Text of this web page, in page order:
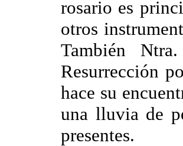
rosario es
otros
También
Resurrección
hace su
una lluvia de
presentes.